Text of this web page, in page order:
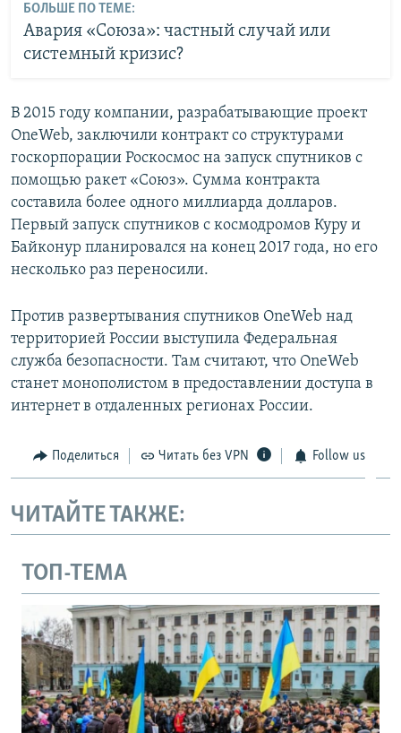
БОЛЬШЕ ПО ТЕМЕ:
Авария «Союза»: частный случай или
системный кризис?
В 2015 году компании, разрабатывающие проект
OneWeb, заключили контракт со структурами
госкорпорации Роскосмос на запуск спутников с
помощью ракет «Союз». Сумма контракта
составила более одного миллиарда долларов.
Первый запуск спутников с космодромов Куру и
Байконур планировался на конец 2017 года, но его
несколько раз переносили.
Против развертывания спутников OneWeb над
территорией России выступила Федеральная
служба безопасности. Там считают, что OneWeb
станет монополистом в предоставлении доступа в
интернет в отдаленных регионах России.
Поделиться Читать без VPN Follow us
ЧИТАЙТЕ ТАКЖЕ:
ТОП-ТЕМА